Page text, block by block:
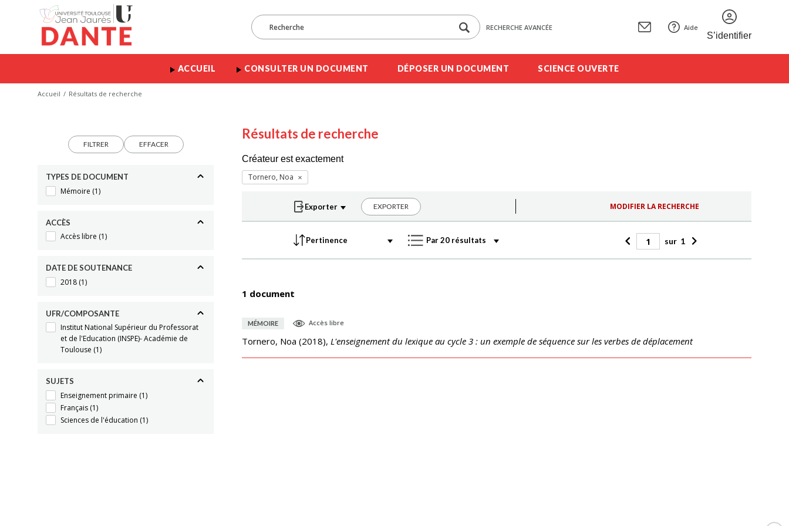
RECHERCHE AVANCÉE Aide
S’identifier
ACCUEIL CONSULTER UN DOCUMENT DÉPOSER UN DOCUMENT SCIENCE OUVERTE
Accueil Résultats de recherche
FILTRER EFFACER
TYPES DE DOCUMENT
Mémoire (1)
ACCÈS
Accès libre (1)
DATE DE SOUTENANCE
2018 (1)
UFR/COMPOSANTE
Institut National Supérieur du Professorat
et de l'Education (INSPE)- Académie de
Toulouse (1)
SUJETS
Enseignement primaire (1)
Français (1)
Sciences de l'éducation (1)
Résultats de recherche
Créateur est exactement
Tornero, Noa
EXPORTER MODIFIER LA RECHERCHE
sur 1
1 document
MÉMOIRE Accès libre
Tornero, Noa (2018), L'enseignement du lexique au cycle 3 : un exemple de séquence sur les verbes de déplacement